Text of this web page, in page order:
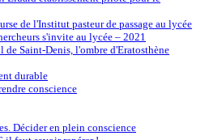
de l'Institut pasteur de passage au lycée
s'invite au lycée – 2021
de Saint-Denis, l'ombre d'Eratosthène
durable
conscience
Décider en plein conscience